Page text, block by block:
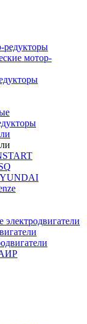
редукторы
мотор-
АИР